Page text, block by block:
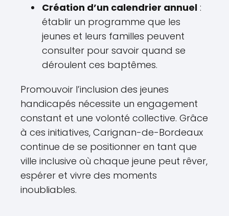
Création d’un calendrier annuel :
établir un programme que les
jeunes et leurs familles peuvent
consulter pour savoir quand se
déroulent ces baptêmes.
Promouvoir l’inclusion des jeunes
handicapés nécessite un engagement
constant et une volonté collective. Grâce
à ces initiatives, Carignan-de-Bordeaux
continue de se positionner en tant que
ville inclusive où chaque jeune peut rêver,
espérer et vivre des moments
inoubliables.